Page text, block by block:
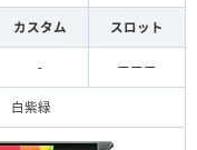
カスタム スロット
- ーーー
白紫緑